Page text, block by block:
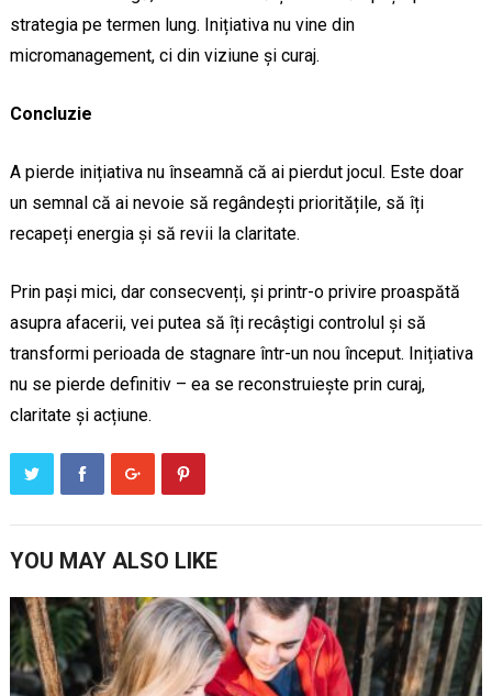
strategia pe termen lung. Inițiativa nu vine din
micromanagement, ci din viziune și curaj.
Concluzie
A pierde inițiativa nu înseamnă că ai pierdut jocul. Este doar
un semnal că ai nevoie să regândești prioritățile, să îți
recapeți energia și să revii la claritate.
Prin pași mici, dar consecvenți, și printr-o privire proaspătă
asupra afacerii, vei putea să îți recâștigi controlul și să
transformi perioada de stagnare într-un nou început. Inițiativa
nu se pierde definitiv – ea se reconstruiește prin curaj,
claritate și acțiune.
YOU MAY ALSO LIKE